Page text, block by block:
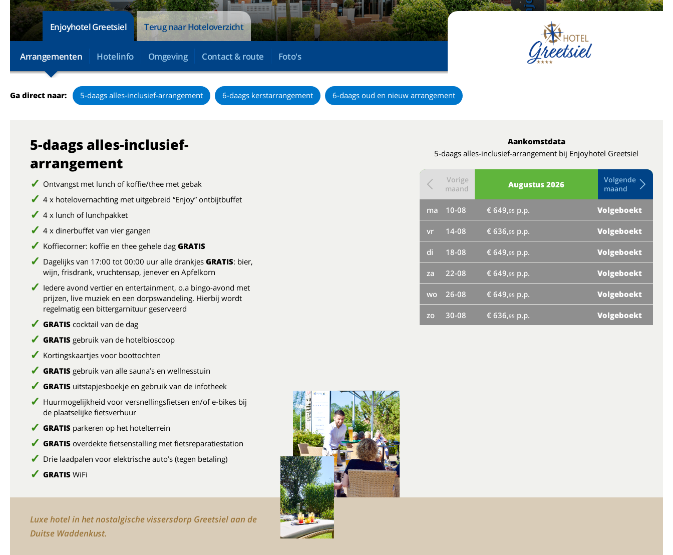
Enjoyhotel Greetsiel Terug naar Hoteloverzicht
Arrangementen Hotelinfo Omgeving Contact & route Foto's
Ga direct naar: 5-daags alles-inclusief-arrangement 6-daags kerstarrangement 6-daags oud en nieuw arrangement
5-daags alles-inclusief-
arrangement
Ontvangst met lunch of koffie/thee met gebak
4 x hotelovernachting met uitgebreid “Enjoy” ontbijtbuffet
4 x lunch of lunchpakket
4 x dinerbuffet van vier gangen
Koffiecorner: koffie en thee gehele dag GRATIS
Dagelijks van 17:00 tot 00:00 uur alle drankjes GRATIS: bier,
wijn, frisdrank, vruchtensap, jenever en Apfelkorn
Iedere avond vertier en entertainment, o.a bingo-avond met
prijzen, live muziek en een dorpswandeling. Hierbij wordt
regelmatig een bittergarnituur geserveerd
GRATIS cocktail van de dag
GRATIS gebruik van de hotelbioscoop
Kortingskaartjes voor boottochten
GRATIS gebruik van alle sauna’s en wellnesstuin
GRATIS uitstapjesboekje en gebruik van de infotheek
Huurmogelijkheid voor versnellingsfietsen en/of e-bikes bij
de plaatselijke fietsverhuur
GRATIS parkeren op het hotelterrein
GRATIS overdekte fietsenstalling met fietsreparatiestation
Drie laadpalen voor elektrische auto’s (tegen betaling)
GRATIS WiFi
Aankomstdata
5-daags alles-inclusief-arrangement bij Enjoyhotel Greetsiel
Augustus 2026
Vorige
maand
Volgende
maand
ma 10-08 € 649,95 p.p. Volgeboekt
vr 14-08 € 636,95 p.p. Volgeboekt
di 18-08 € 649,95 p.p. Volgeboekt
za 22-08 € 649,95 p.p. Volgeboekt
wo 26-08 € 649,95 p.p. Volgeboekt
zo 30-08 € 636,95 p.p. Volgeboekt
Luxe hotel in het nostalgische vissersdorp Greetsiel aan de
Duitse Waddenkust.